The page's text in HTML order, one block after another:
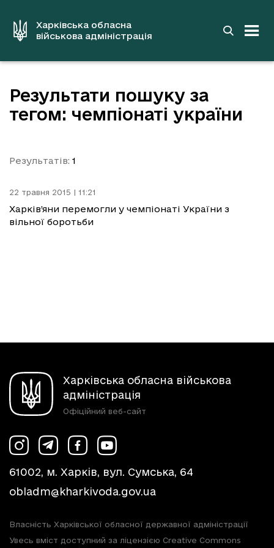
вмістуХарківська обласна
військова адміністрація
Результати пошуку за
тегом: чемпіонаті україни
Результатів: 1
22 травня 2015 | 11:21
Харків’яни перемогли у чемпіонаті України з
вільної боротьби
Харківська обласна військова
адміністрація
Офіційний веб-сайт
61002, м. Харків, вул. Сумська, 64
obladm@kharkivoda.gov.ua
Власність Харківської обласної державної адміністрації
Увесь вміст доступний за ліцензією Creative Commons